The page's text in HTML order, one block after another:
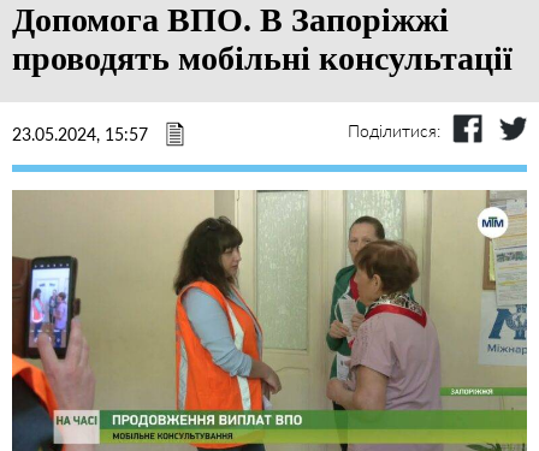
Допомога ВПО. В Запоріжжі
проводять мобільні консультації
23.05.2024, 15:57 Поділитися: